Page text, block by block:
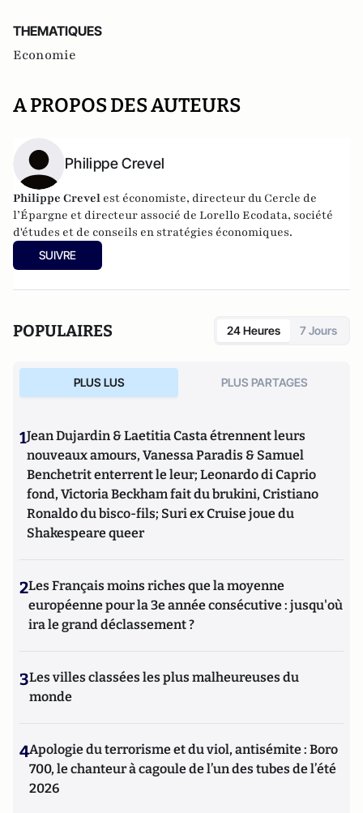
THEMATIQUES
Economie
A PROPOS DES AUTEURS
Philippe Crevel
Philippe Crevel est économiste, directeur du Cercle de
l’Épargne et directeur associé de Lorello Ecodata, société
d'études et de conseils en stratégies économiques.
SUIVRE
POPULAIRES 24 Heures 7 Jours
PLUS LUS PLUS PARTAGES
1Jean Dujardin & Laetitia Casta étrennent leurs
nouveaux amours, Vanessa Paradis & Samuel
Benchetrit enterrent le leur; Leonardo di Caprio
fond, Victoria Beckham fait du brukini, Cristiano
Ronaldo du bisco-fils; Suri ex Cruise joue du
Shakespeare queer
2Les Français moins riches que la moyenne
européenne pour la 3e année consécutive : jusqu'où
ira le grand déclassement ?
3Les villes classées les plus malheureuses du
monde
4Apologie du terrorisme et du viol, antisémite : Boro
700, le chanteur à cagoule de l’un des tubes de l’été
2026